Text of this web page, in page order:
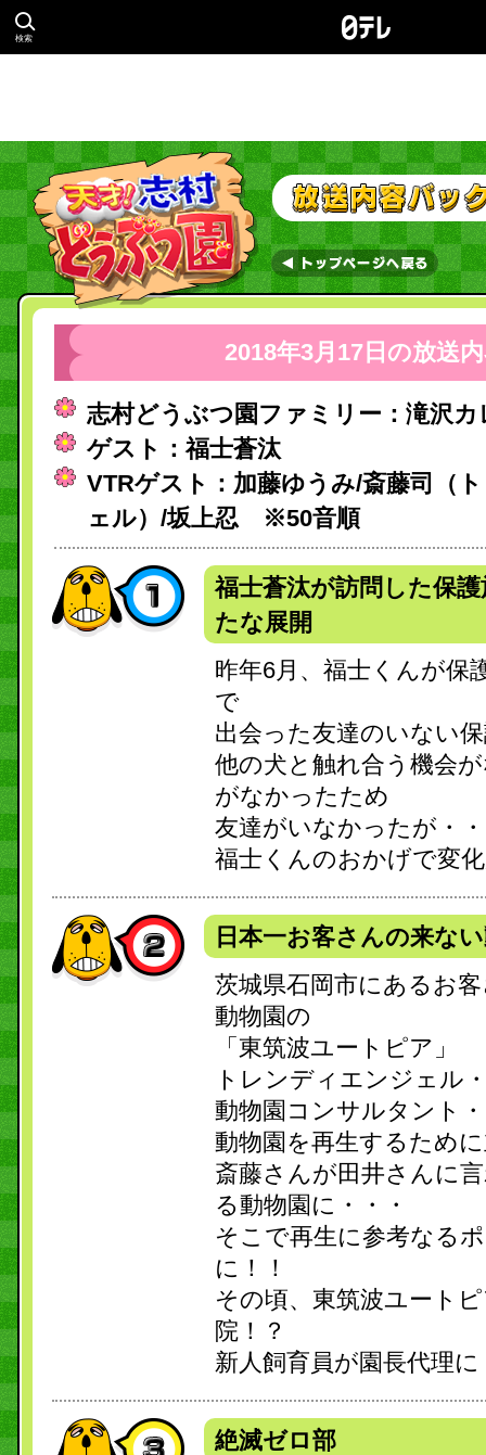
検索
2018年3月17日の放送
志村どうぶつ園ファミリー：滝沢カ
ゲスト：福士蒼汰
VTRゲスト：加藤ゆうみ/斎藤司（
ェル）/坂上忍 ※50音順
福士蒼汰が訪問した保
たな展開
昨年6月、福士くんが保
で
出会った友達のいない
他の犬と触れ合う機会
がなかったため
友達がいなかったが・
福士くんのおかげで変
日本一お客さんの来な
茨城県石岡市にあるお
動物園の
「東筑波ユートピア」
トレンディエンジェル
動物園コンサルタント
動物園を再生するため
斎藤さんが田井さんに
る動物園に・・・
そこで再生に参考なる
に！！
その頃、東筑波ユート
院！？
新人飼育員が園長代理に
絶滅ゼロ部